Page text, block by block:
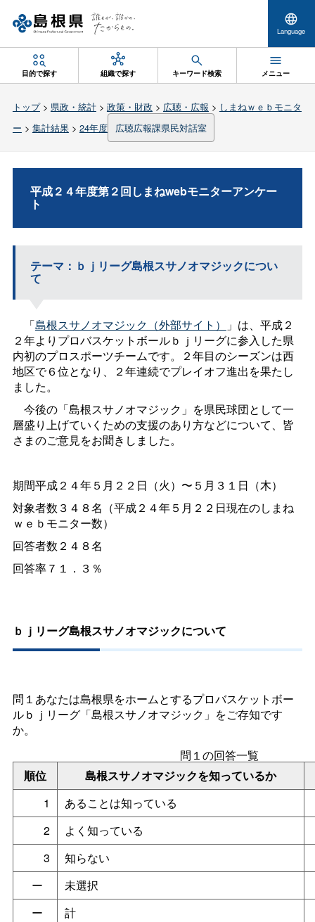
Language
目的で探す 組織で探す キーワード検索 メニュー
トップ> 県政・統計> 政策・財政 > 広聴・広報 > しまねｗｅｂモニタ
ー > 集計結果> 24年度 広聴広報課県民対話室
平成２４年度第２回しまねwebモニターアンケー
ト
テーマ：ｂｊリーグ島根スサノオマジックについ
て
「島根スサノオマジック（外部サイト）
」は、平成２
２年よりプロバスケットボールｂｊリーグに参入した県
内初のプロスポーツチームです。２年目のシーズンは西
地区で６位となり、２年連続でプレイオフ進出を果たし
ました。
今後の「島根スサノオマジック」を県民球団として一
層盛り上げていくための支援のあり方などについて、皆
さまのご意見をお聞きしました。
期間平成２４年５月２２日（火）〜５月３１日（木）
対象者数３４８名（平成２４年５月２２日現在のしまね
ｗｅｂモニター数）
回答者数２４８名
回答率７１．３％
ｂｊリーグ島根スサノオマジックについて
問１あなたは島根県をホームとするプロバスケットボー
ルｂｊリーグ「島根スサノオマジック」をご存知です
か。
順位 島根スサノオマジックを知っているか
問１の回答一覧
1
あることは知っている
2
よく知っている
3
知らない
ー
未選択
ー
計